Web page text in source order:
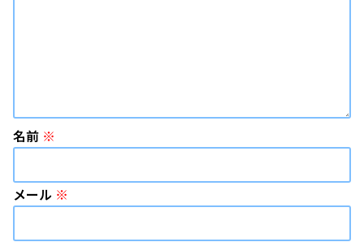
名前 ※
メール ※